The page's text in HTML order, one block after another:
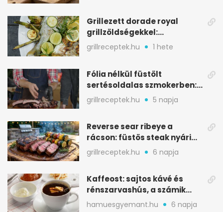
Grillezett dorade royal
grillzöldségekkel:
mediterrán ízek a rostélyról
grillreceptek.hu 1 hete
Fólia nélkül füstölt
sertésoldalas szmokerben:
ropogós bark, 6 óra
grillreceptek.hu 5 napja
Reverse sear ribeye a
rácson: füstös steak nyári
tökkebabbal
grillreceptek.hu 6 napja
Kaffeost: sajtos kávé és
rénszarvashús, a számik
melegítő itala
hamuesgyemant.hu 6 napja